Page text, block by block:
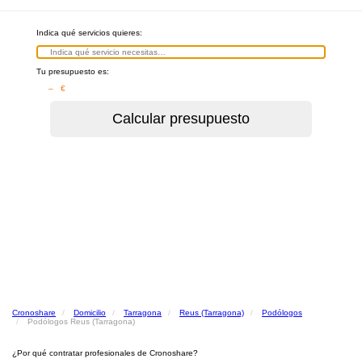
Indica qué servicios quieres:
Tu presupuesto es:
– €
Cronoshare Domicilio Tarragona Reus (Tarragona)
Podólogos
Podólogos Reus (Tarragona)
¿Por qué contratar profesionales de Cronoshare?